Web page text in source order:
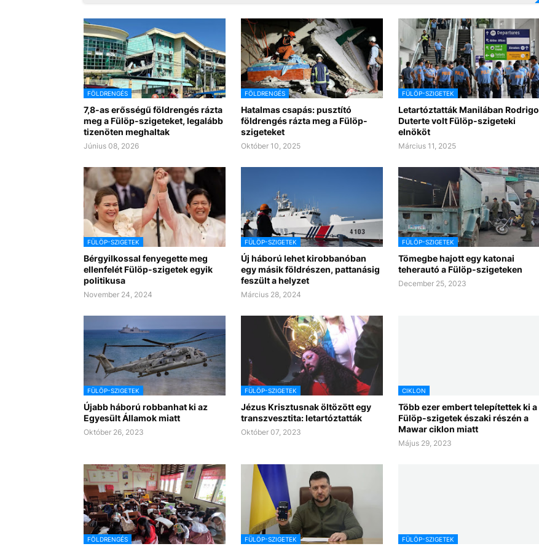
FÖLDRENGÉS
7,8-as erősségű földrengés rázta
meg a Fülöp-szigeteket, legalább
tizenöten meghaltak
Június 08, 2026
FÖLDRENGÉS
Hatalmas csapás: pusztító
földrengés rázta meg a Fülöp-
szigeteket
Október 10, 2025
FÜLÖP-SZIGETEK
Letartóztatták Manilában Rodrigo
Duterte volt Fülöp-szigeteki
elnököt
Március 11, 2025
FÜLÖP-SZIGETEK
Bérgyilkossal fenyegette meg
ellenfelét Fülöp-szigetek egyik
politikusa
November 24, 2024
FÜLÖP-SZIGETEK
Új háború lehet kirobbanóban
egy másik földrészen, pattanásig
feszült a helyzet
Március 28, 2024
FÜLÖP-SZIGETEK
Tömegbe hajott egy katonai
teherautó a Fülöp-szigeteken
December 25, 2023
FÜLÖP-SZIGETEK
Újabb háború robbanhat ki az
Egyesült Államok miatt
Október 26, 2023
FÜLÖP-SZIGETEK
Jézus Krisztusnak öltözött egy
transzvesztita: letartóztatták
Október 07, 2023
CIKLON
Több ezer embert telepítettek ki a
Fülöp-szigetek északi részén a
Mawar ciklon miatt
Május 29, 2023
FÖLDRENGÉS FÜLÖP-SZIGETEK FÜLÖP-SZIGETEK